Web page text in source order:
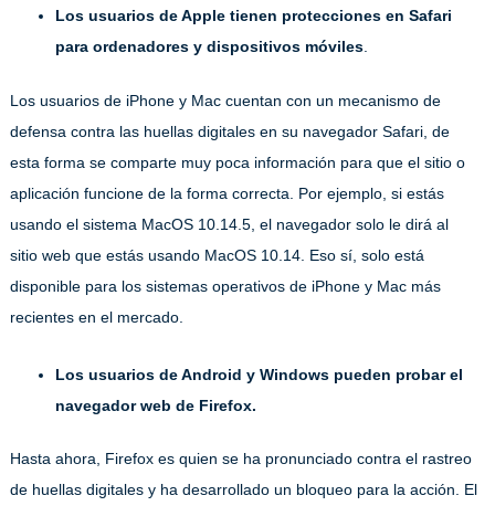
Los usuarios de Apple tienen protecciones en Safari
para ordenadores y dispositivos móviles.
Los usuarios de iPhone y Mac cuentan con un mecanismo de
defensa contra las huellas digitales en su navegador Safari, de
esta forma se comparte muy poca información para que el sitio o
aplicación funcione de la forma correcta. Por ejemplo, si estás
usando el sistema MacOS 10.14.5, el navegador solo le dirá al
sitio web que estás usando MacOS 10.14. Eso sí, solo está
disponible para los sistemas operativos de iPhone y Mac más
recientes en el mercado.
Los usuarios de Android y Windows pueden probar el
navegador web de Firefox.
Hasta ahora, Firefox es quien se ha pronunciado contra el rastreo
de huellas digitales y ha desarrollado un bloqueo para la acción. El